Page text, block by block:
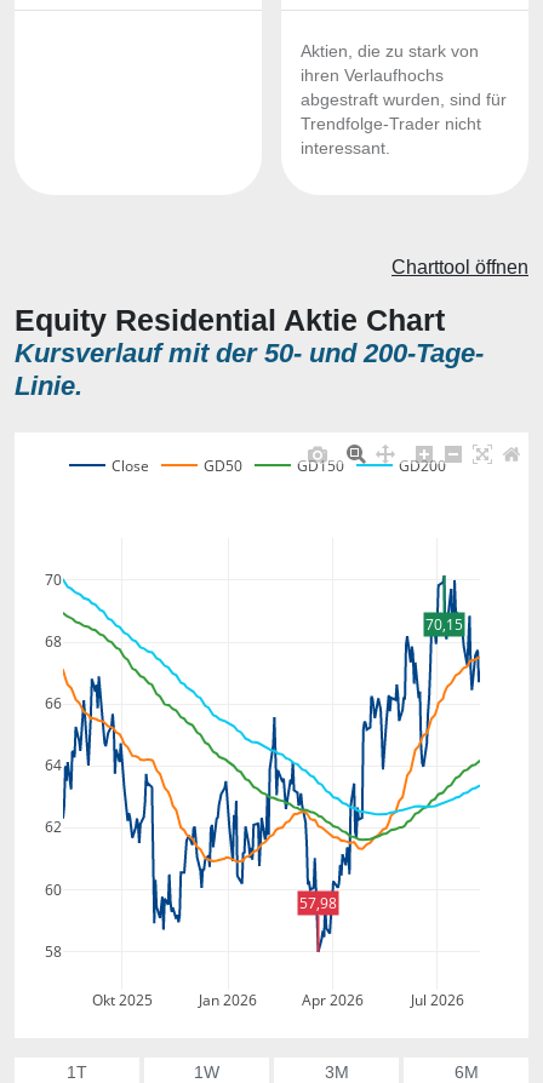
Aktien, die zu stark von
ihren Verlaufhochs
abgestraft wurden, sind für
Trendfolge-Trader nicht
interessant.
Equity Residential Aktie Chart
Kursverlauf mit der 50- und 200-Tage-
Linie.
Charttool öffnen
Okt 2025 Jan 2026 Apr 2026 Jul 2026
58
60
62
64
66
68
70
Close GD50 GD150 GD200
70,15
57,98
1T 1W 3M 6M